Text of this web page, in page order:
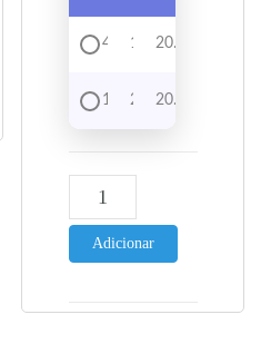
Cinzento WINKLE - 1KG 1.75mm
4 - 91% 20.74
10 +2% 20.53
Adicionar